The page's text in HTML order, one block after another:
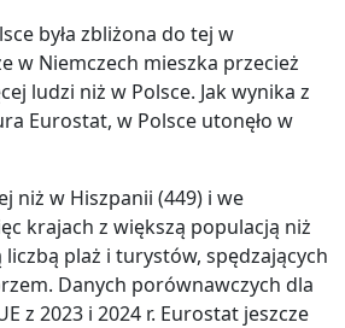
była zbliżona do tej w
w Niemczech mieszka przecież
ludzi niż w Polsce. Jak wynika z
Eurostat, w Polsce utonęło w
niż w Hiszpanii (449) i we
krajach z większą populacją niż
plaż i turystów, spędzających
Danych porównawczych dla
z 2023 i 2024 r. Eurostat jeszcze